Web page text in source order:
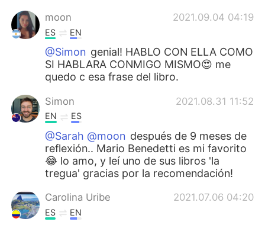
moon 2021.09.04 04:19
ES EN
@Simon genial! HABLO CON ELLA COMO
SI HABLARA CONMIGO MISMO😍 me
quedo c esa frase del libro.
Simon 2021.08.31 11:52
EN ES
@Sarah @moon después de 9 meses de
reflexión.. Mario Benedetti es mi favorito
😂 lo amo, y leí uno de sus libros 'la
tregua' gracias por la recomendación!
Carolina Uribe 2021.07.06 04:20
ES EN